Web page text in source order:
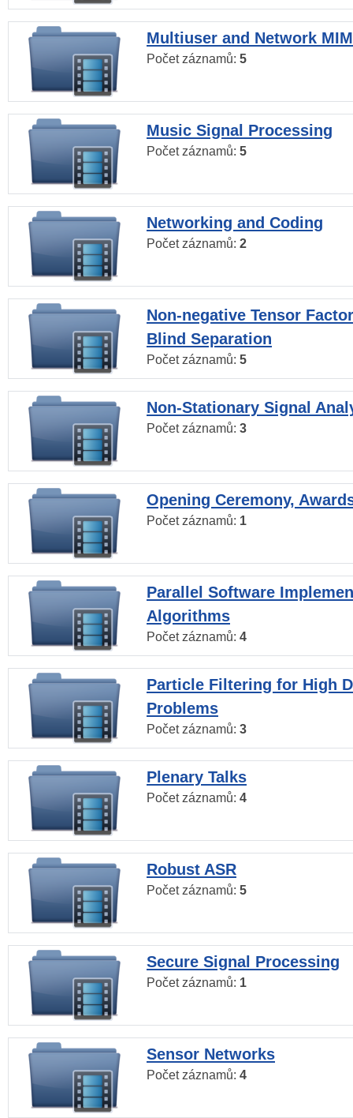
Multiuser and Network
Počet záznamů: 5
Music Signal Processing
Počet záznamů: 5
Networking and Coding
Počet záznamů: 2
Non-negative Tensor
Blind Separation
Počet záznamů: 5
Non-Stationary Signal
Počet záznamů: 3
Opening Ceremony,
Počet záznamů: 1
Parallel Software
Algorithms
Počet záznamů: 4
Particle Filtering for High
Problems
Počet záznamů: 3
Plenary Talks
Počet záznamů: 4
Robust ASR
Počet záznamů: 5
Secure Signal Processing
Počet záznamů: 1
Sensor Networks
Počet záznamů: 4